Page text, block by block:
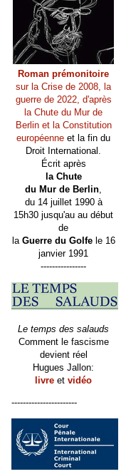
Roman prémonitoire
sur la Crise de 2008, la
guerre de 2022, d'après
la Chute du Mur de
Berlin et la Constitution
européenne et la fin du
Droit International.
Écrit après
la Chute
du Mur de Berlin
du 14 juillet 1990 à
15h30 jusqu'au au début
de
la Guerre du Golfele 16
janvier 1991
----------------
Le temps des salauds
Comment le fascisme
devient réel
Hugues Jallon:
livre et vidéo
-----------------------